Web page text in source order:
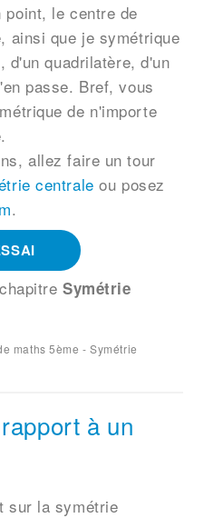
le centre de
ainsi que je symétrique
d'un quadrilatère, d'un
passe. Bref, vous
de n'importe
allez faire un tour
centrale ou posez
.
Symétrie
maths 5ème - Symétrie
à un
sur la symétrie